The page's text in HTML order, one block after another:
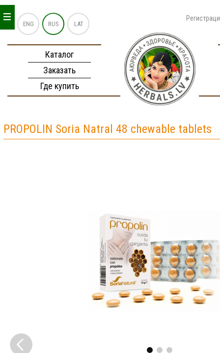
ENG RUS LAT
Каталог
Заказать
Где купить
_
_
_
PROPOLIN Soria Natral 48 chewable tablets